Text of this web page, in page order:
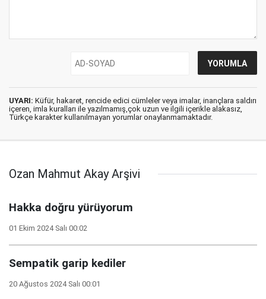
UYARI: Küfür, hakaret, rencide edici cümleler veya imalar, inançlara saldırı
içeren, imla kuralları ile yazılmamış,çok uzun ve ilgili içerikle alakasız,
Türkçe karakter kullanılmayan yorumlar onaylanmamaktadır.
Ozan Mahmut Akay Arşivi
Hakka doğru yürüyorum
01 Ekim 2024 Salı 00:02
Sempatik garip kediler
20 Ağustos 2024 Salı 00:01